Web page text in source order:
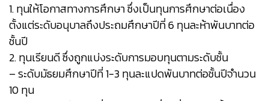
1. ทุนให้โอกาสทางการศึกษา ซึ่งเป็นทุนการศึกษาต่อเนื่อง
ตั้งแต่ระดับอนุบาลถึงประถมศึกษาปีที่ 6 ทุนละห้าพันบาทต่อ
ชั้นปี
2. ทุนเรียนดี ซึ่งถูกแบ่งระดับการมอบทุนตามระดับชั้น
– ระดับมัธยมศึกษาปีที่ 1-3 ทุนละแปดพันบาทต่อชั้นปีจำนวน
10 ทุน